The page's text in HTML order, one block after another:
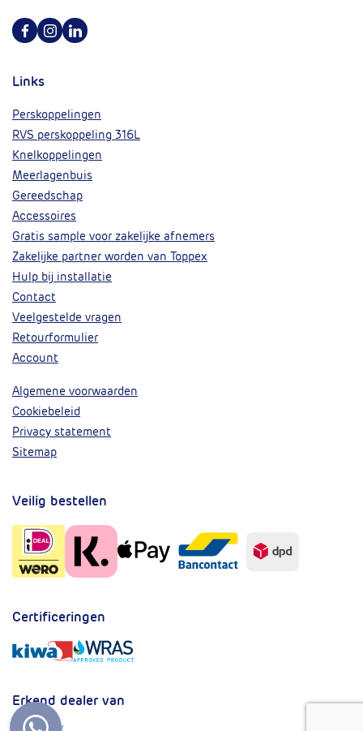
Volg ons op Facebook
Volg ons op Instagram
Volg ons op Linkedin
Links
Perskoppelingen
RVS perskoppeling 316L
Knelkoppelingen
Meerlagenbuis
Gereedschap
Accessoires
Gratis sample voor zakelijke afnemers
Zakelijke partner worden van Toppex
Hulp bij installatie
Contact
Veelgestelde vragen
Retourformulier
Account
Algemene voorwaarden
Cookiebeleid
Privacy statement
Sitemap
Veilig bestellen
Certificeringen
Erkend dealer van